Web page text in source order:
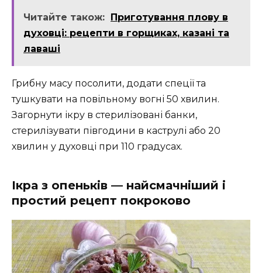
Читайте також: Приготування плову в
духовці: рецепти в горщиках, казані та
лаваші
Грибну масу посолити, додати спеції та
тушкувати на повільному вогні 50 хвилин.
Загорнути ікру в стерилізовані банки,
стерилізувати півгодини в каструлі або 20
хвилин у духовці при 110 градусах.
Ікра з опеньків — найсмачніший і
простий рецепт покроково